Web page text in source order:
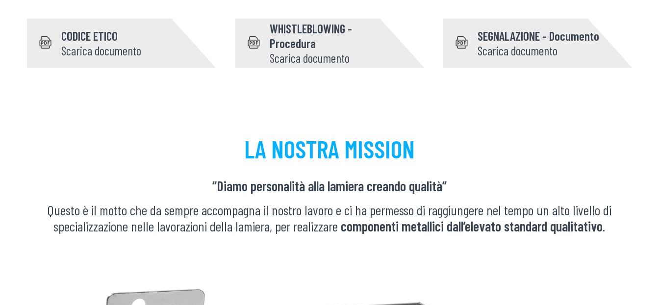
CODICE ETICO
Scarica documento
WHISTLEBLOWING -
Procedura
Scarica documento
SEGNALAZIONE - Documento
Scarica documento
LA NOSTRA MISSION
“Diamo personalità alla lamiera creando qualità”
Questo è il motto che da sempre accompagna il nostro lavoro e ci ha permesso di raggiungere nel tempo un alto livello di
specializzazione nelle lavorazioni della lamiera, per realizzare componenti metallici dall’elevato standard qualitativo.